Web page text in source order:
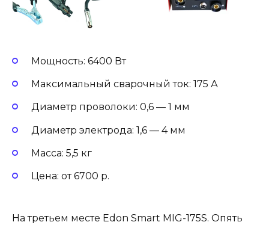
Мощность: 6400 Вт
Максимальный сварочный ток: 175 А
Диаметр проволоки: 0,6 — 1 мм
Диаметр электрода: 1,6 — 4 мм
Масса: 5,5 кг
Цена: от 6700 р.
На третьем месте Edon Smart MIG-175S. Опять